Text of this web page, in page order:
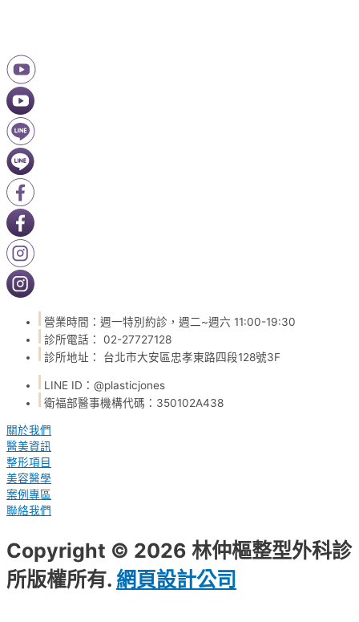
營業時間：週一特別約診，週二~週六 11:00-19:30
診所電話： 02-27727128
診所地址： 台北市大安區忠孝東路四段128號3F
LINE ID：@plasticjones
衛福部醫事機構代碼：350102A438
關於我們
醫美資訊
整形項目
美容醫學
案例專區
聯絡我們
Copyright © 2026 林仲樞整型外科診
所版權所有. 網頁設計公司